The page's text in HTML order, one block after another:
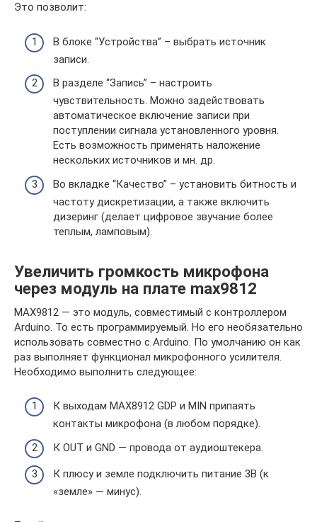
Это позволит:
В блоке “Устройства” – выбрать источник
записи.
В разделе “Запись” – настроить
чувствительность. Можно задействовать
автоматическое включение записи при
поступлении сигнала установленного уровня.
Есть возможность применять наложение
нескольких источников и мн. др.
Во вкладке “Качество” – установить битность и
частоту дискретизации, а также включить
дизеринг (делает цифровое звучание более
теплым, ламповым).
Увеличить громкость микрофона
через модуль на плате max9812
MAX9812 — это модуль, совместимый с контроллером
Arduino. То есть программируемый. Но его необязательно
использовать совместно с Arduino. По умолчанию он как
раз выполняет функционал микрофонного усилителя.
Необходимо выполнить следующее:
К выходам MAX8912 GDP и MIN припаять
контакты микрофона (в любом порядке).
К OUT и GND — провода от аудиоштекера.
К плюсу и земле подключить питание 3В (к
«земле» — минус).